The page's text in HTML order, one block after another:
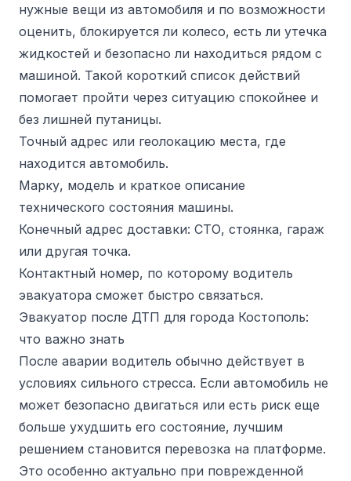
нужные вещи из автомобиля и по возможности
оценить, блокируется ли колесо, есть ли утечка
жидкостей и безопасно ли находиться рядом с
машиной. Такой короткий список действий
помогает пройти через ситуацию спокойнее и
без лишней путаницы.
Точный адрес или геолокацию места, где
находится автомобиль.
Марку, модель и краткое описание
технического состояния машины.
Конечный адрес доставки: СТО, стоянка, гараж
или другая точка.
Контактный номер, по которому водитель
эвакуатора сможет быстро связаться.
Эвакуатор после ДТП для города Костополь:
что важно знать
После аварии водитель обычно действует в
условиях сильного стресса. Если автомобиль не
может безопасно двигаться или есть риск еще
больше ухудшить его состояние, лучшим
решением становится перевозка на платформе.
Это особенно актуально при поврежденной